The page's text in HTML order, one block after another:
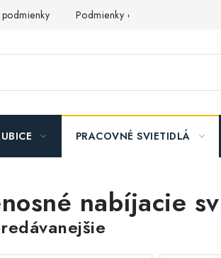
Podmienky ochrany osobných
PRACOVNÉ SVIETIDLÁ
nabíjacie